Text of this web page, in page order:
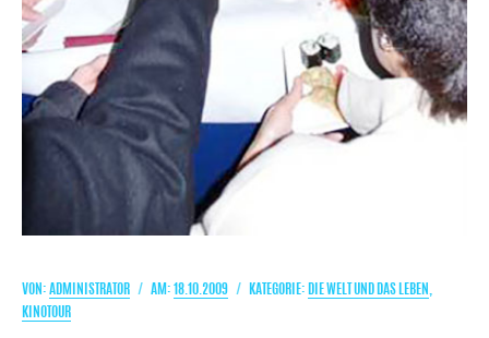
AUTOR
ADMINISTRATOR
VERÖFFENTLICHT
18.10.2009 KATEGORIEN
DIE WELT UND DAS LEBEN,
KINOTOUR